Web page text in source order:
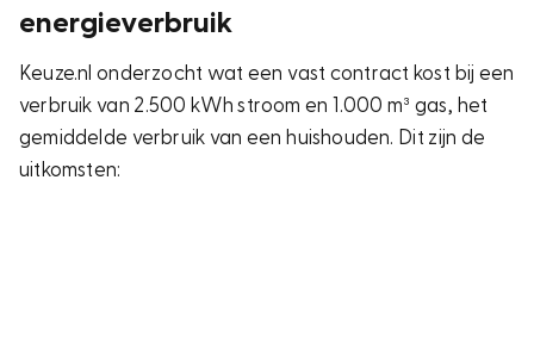
energieverbruik
Keuze.nl onderzocht wat een vast contract kost bij een
verbruik van 2.500 kWh stroom en 1.000 m³ gas, het
gemiddelde verbruik van een huishouden. Dit zijn de
uitkomsten: